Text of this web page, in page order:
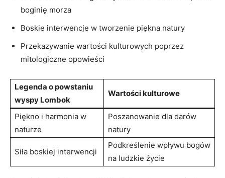
boginię​ morza
Boskie ⁢interwencje w tworzenie piękna natury
Przekazywanie wartości kulturowych poprzez
mitologiczne opowieści
Legenda o‌ powstaniu
wyspy Lombok
Wartości kulturowe
Piękno i harmonia w
⁤naturze
Poszanowanie dla​ darów
natury
Siła boskiej⁣ interwencji
Podkreślenie wpływu bogów
na ‌ludzkie ‌życie